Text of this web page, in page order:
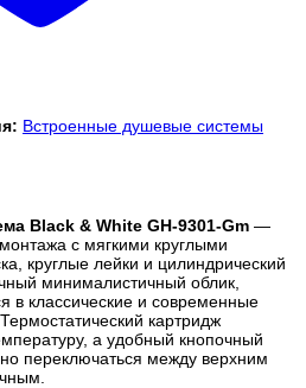
Встроенные душевые системы
Black & White GH-9301-Gm —
с мягкими круглыми
круглые лейки и цилиндрический
минималистичный облик,
в классические и современные
картридж
а удобный кнопочный
переключаться между верхним